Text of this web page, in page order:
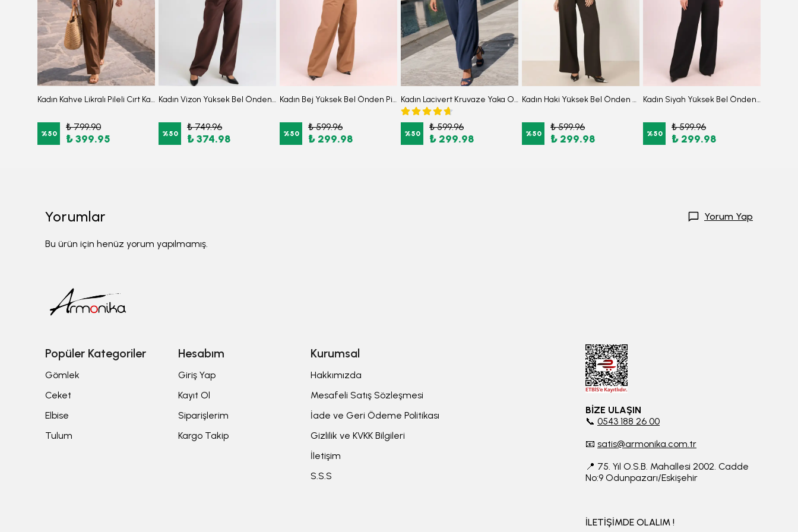
Kadın Kahve Likralı Pileli Cırt Kapama Palazzo Pantolon ARM-26K001059
%50
₺ 799.90
₺ 399.95
Kadın Vizon Yüksek Bel Önden Pile Detaylı Bol Paça Pantolon ARM-26K136041
%50
₺ 749.96
₺ 374.98
Kadın Bej Yüksek Bel Önden Pile Detaylı Bol Paça Pantolon ARM-26K136041
%50
₺ 599.96
₺ 299.98
Kadın Lacivert Kruvaze Yaka Omuzu Lastik Detaylı Sırtı V Kuşaklı Uzun Tulum ARM-24Y001049
%50
₺ 599.96
₺ 299.98
Kadın Haki Yüksek Bel Önden Pile Detaylı Bol Paça Pantolon ARM-26K136041
%50
₺ 599.96
₺ 299.98
Kadın Siyah Yüksek Bel Önden Pile Detaylı Bol Paça Pantolon ARM-26K136041
%50
₺ 599.96
₺ 299.98
Yorumlar Yorum Yap
Bu ürün için henüz yorum yapılmamış.
Popüler Kategoriler
Gömlek
Ceket
Elbise
Tulum
Hesabım
Giriş Yap
Kayıt Ol
Siparişlerim
Kargo Takip
Kurumsal
Hakkımızda
Mesafeli Satış Sözleşmesi
İade ve Geri Ödeme Politikası
Gizlilik ve KVKK Bilgileri
İletişim
S.S.S
BİZE ULAŞIN
📞 0543 188 26 00
📧 satis@armonika.com.tr
📍 75. Yıl O.S.B. Mahallesi 2002. Cadde
No:9 Odunpazarı/Eskişehir
İLETİŞİMDE OLALIM !